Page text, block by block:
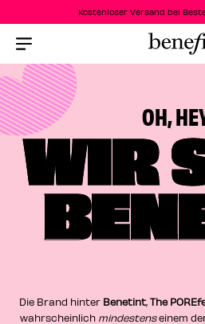
Kostenloser Versand bei
OH,
WIR
Die Brand hinter Benetint, The
wahrscheinlich mindestenseinem